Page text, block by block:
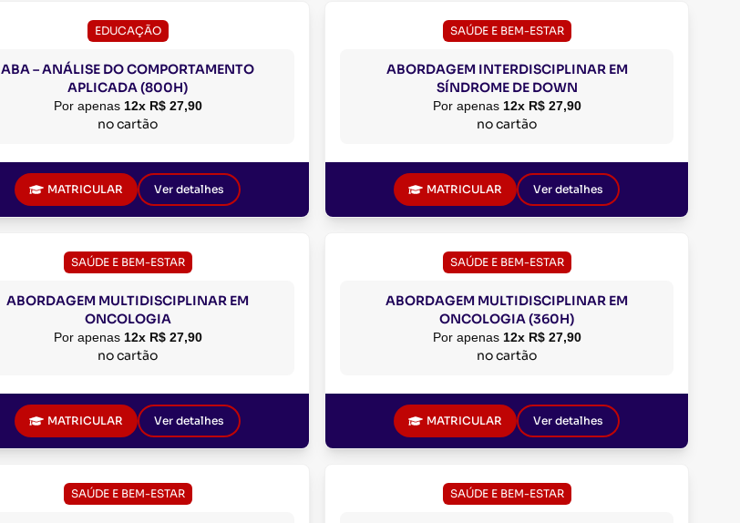
EDUCAÇÃO
ABA – ANÁLISE DO COMPORTAMENTO
APLICADA (800H)
Por apenas 12x R$ 27,90
no cartão
MATRICULAR Ver detalhes
SAÚDE E BEM-ESTAR
ABORDAGEM INTERDISCIPLINAR EM
SÍNDROME DE DOWN
Por apenas 12x R$ 27,90
no cartão
MATRICULAR Ver detalhes
SAÚDE E BEM-ESTAR
ABORDAGEM MULTIDISCIPLINAR EM
ONCOLOGIA
Por apenas 12x R$ 27,90
no cartão
MATRICULAR Ver detalhes
SAÚDE E BEM-ESTAR
ABORDAGEM MULTIDISCIPLINAR EM
ONCOLOGIA (360H)
Por apenas 12x R$ 27,90
no cartão
MATRICULAR Ver detalhes
SAÚDE E BEM-ESTAR SAÚDE E BEM-ESTAR